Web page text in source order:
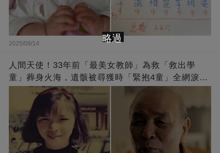
2025/09/14
人間天使！33年前「最美女教師」為救「救出學
童」葬身火海，遺骸被尋獲時「緊抱4童」全網淚
崩：真正的英雄不該被遺忘
略過